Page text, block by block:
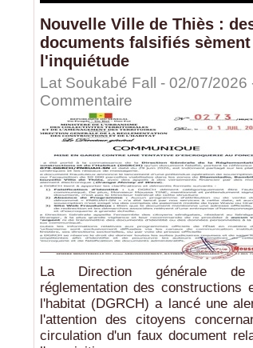
Nouvelle Ville de Thiès :
documents falsifiés sèment
l'inquiétude
Lat Soukabé Fall - 02/07/2026
Commentaire
La Direction générale
réglementation des constructions
l'habitat (DGRCH) a lancé une
l'attention des citoyens
circulation d'un faux document